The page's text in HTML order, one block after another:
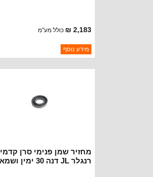
2,183 ₪ כולל מע"מ
ברקוד: YKD30JL-FRONT
יצרן:YOKON AXLE
מידע נוסף
מחזיר שמן פנימי סרן קדמי
רנגלר JL דנה 30 ימין ושמאל